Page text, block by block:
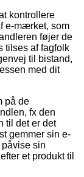
kontrollere
e-mærket, som
føjer de
tilses af fagfolk
til bistand,
med dit
på de
fx den
til det er det
gemmer sin e-
sin
et produkt til